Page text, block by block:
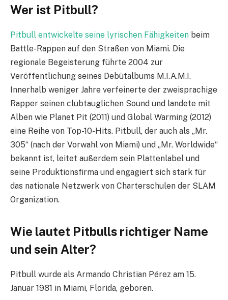
Wer ist Pitbull?
Pitbull entwickelte seine lyrischen Fähigkeiten beim
Battle-Rappen auf den Straßen von Miami. Die
regionale Begeisterung führte 2004 zur
Veröffentlichung seines Debütalbums M.I.A.M.I.
Innerhalb weniger Jahre verfeinerte der zweisprachige
Rapper seinen clubtauglichen Sound und landete mit
Alben wie Planet Pit (2011) und Global Warming (2012)
eine Reihe von Top-10-Hits. Pitbull, der auch als „Mr.
305“ (nach der Vorwahl von Miami) und „Mr. Worldwide“
bekannt ist, leitet außerdem sein Plattenlabel und
seine Produktionsfirma und engagiert sich stark für
das nationale Netzwerk von Charterschulen der SLAM
Organization.
Wie lautet Pitbulls richtiger Name
und sein Alter?
Pitbull wurde als Armando Christian Pérez am 15.
Januar 1981 in Miami, Florida, geboren.